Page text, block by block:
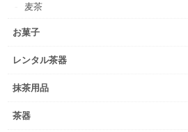
麦茶
お菓子
レンタル茶器
抹茶用品
茶器